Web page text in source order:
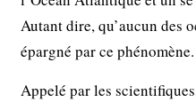
Autant dire, qu’aucun des
épargné par ce phénomène.
Appelé par les